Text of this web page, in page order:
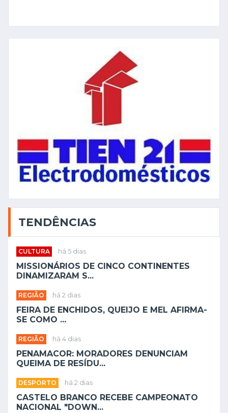
TENDÊNCIAS
CULTURA há 5 dias
MISSIONÁRIOS DE CINCO CONTINENTES
DINAMIZARAM S...
REGIÃO há 2 dias
FEIRA DE ENCHIDOS, QUEIJO E MEL AFIRMA-
SE COMO ...
REGIÃO há 4 dias
PENAMACOR: MORADORES DENUNCIAM
QUEIMA DE RESÍDU...
DESPORTO há 2 dias
CASTELO BRANCO RECEBE CAMPEONATO
NACIONAL "DOWN...